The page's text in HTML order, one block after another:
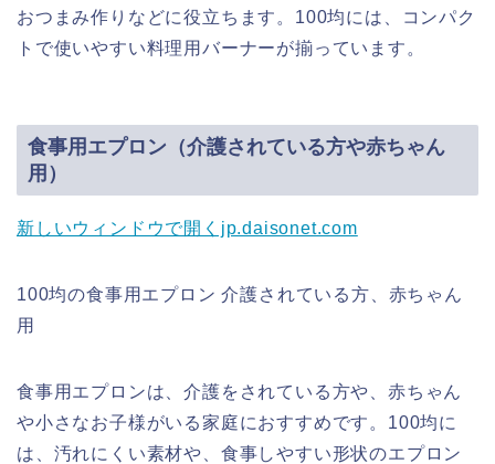
おつまみ作りなどに役立ちます。100均には、コンパク
トで使いやすい料理用バーナーが揃っています。
食事用エプロン（介護されている方や赤ちゃん
用）
新しいウィンドウで開くjp.daisonet.com
100均の食事用エプロン 介護されている方、赤ちゃん
用
食事用エプロンは、介護をされている方や、赤ちゃん
や小さなお子様がいる家庭におすすめです。100均に
は、汚れにくい素材や、食事しやすい形状のエプロン